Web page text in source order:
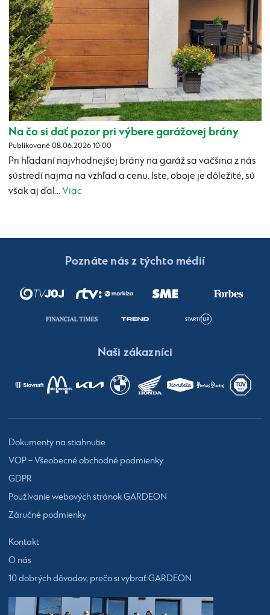
Na čo si dať pozor pri výbere garážovej brány
Publikované 08.06.2026 10:00
Pri hľadaní najvhodnejšej brány na garáž sa väčšina z nás
sústredí najmä na vzhľad a cenu. Iste, oboje je dôležité, sú
však aj ďal...Viac
Poznáte nás z týchto médií
Naši zákazníci
Dokumenty na stiahnutie
VOP – Všeobecné obchodné podmienky
GDPR
Používanie webových stránok GARDEON
Záručné podmienky
Kontakt
O nás
10 dobrých dôvodov, prečo si vybrať GARDEON